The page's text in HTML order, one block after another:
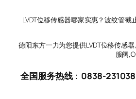
LVDT位移传感器哪家实惠？波纹管截
德阳东方一力为您提供LVDT位移传感
服阀
全国服务热线： 0838-